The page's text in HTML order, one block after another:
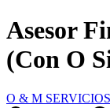
Asesor
(Con O
O & M